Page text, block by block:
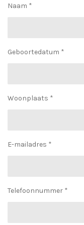
Naam *
Geboortedatum *
Woonplaats *
E-mailadres *
Telefoonnummer *